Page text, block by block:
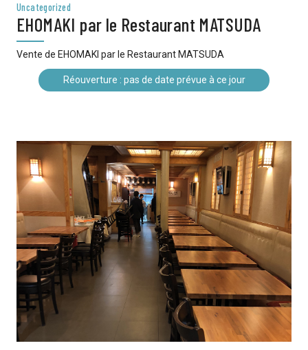
Uncategorized
EHOMAKI par le Restaurant MATSUDA
Vente de EHOMAKI par le Restaurant MATSUDA
Réouverture : pas de date prévue à ce jour